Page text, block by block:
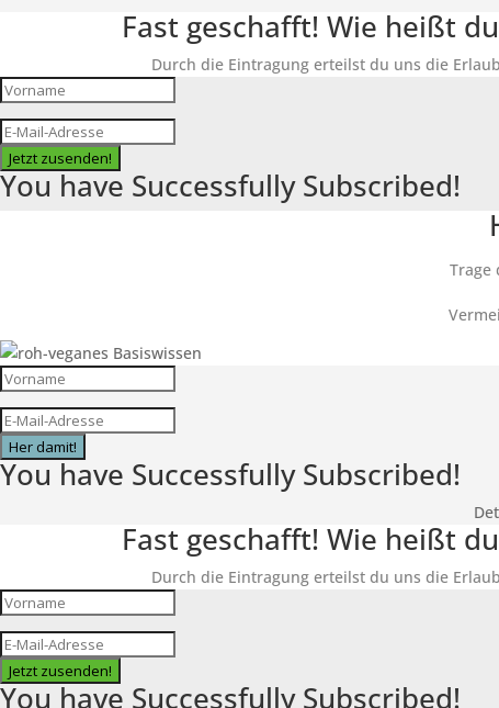
Fast geschafft! Wie heißt
Durch die Eintragung erteilst du uns die
Jetzt zusenden!
You have Successfully Subscribed!
Trage
Her damit!
You have Successfully Subscribed!
Fast geschafft! Wie heißt
Durch die Eintragung erteilst du uns die
Jetzt zusenden!
You have Successfully Subscribed!